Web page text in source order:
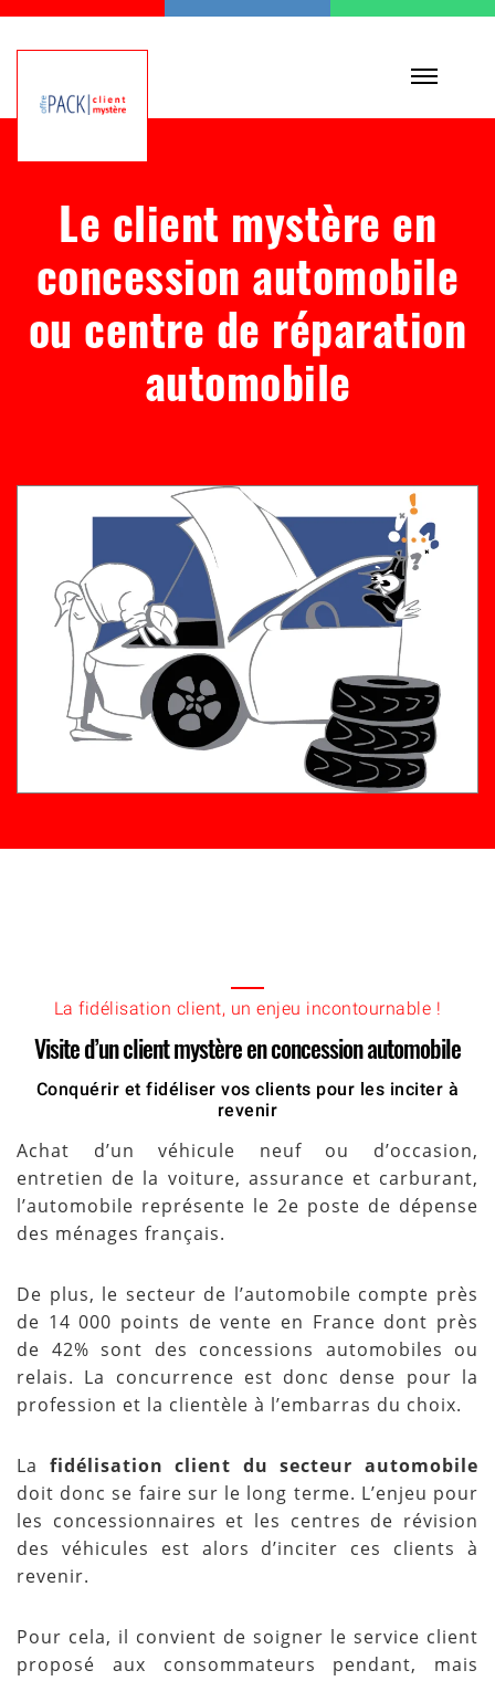
Le client mystère en
concession automobile
ou centre de réparation
automobile
La fidélisation client, un enjeu incontournable !
Visite d’un client mystère en concession automobile
Conquérir et fidéliser vos clients pour les inciter à
revenir
Achat d’un véhicule neuf ou d’occasion,
entretien de la voiture, assurance et carburant,
l’automobile représente le 2e poste de dépense
des ménages français.
De plus, le secteur de l’automobile compte près
de 14 000 points de vente en France dont près
de 42% sont des concessions automobiles ou
relais. La concurrence est donc dense pour la
profession et la clientèle à l’embarras du choix.
La fidélisation client du secteur automobile
doit donc se faire sur le long terme. L’enjeu pour
les concessionnaires et les centres de révision
des véhicules est alors d’inciter ces clients à
revenir.
Pour cela, il convient de soigner le service client
proposé aux consommateurs pendant, mais